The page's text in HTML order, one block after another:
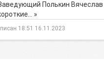
Полькин Вячеслав
»
18:51 16.11.2023